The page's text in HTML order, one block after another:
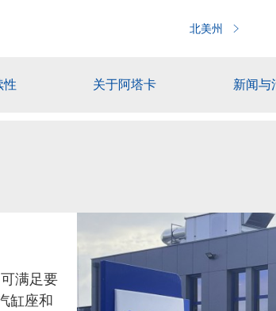
北美州
性 关于阿塔卡 新闻与
满足要
缸座和